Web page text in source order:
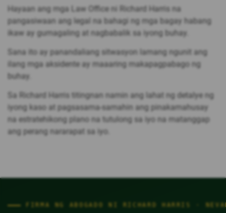
Hayaan ang mga Law Office ni Richard Harris na
pangasiwaan ang legal na bahagi ng mga bagay habang
ikaw ay gumagaling at nagbabalik sa iyong buhay.
Sana ito ay panandaliang sitwasyon lamang ngunit ang
ilang mga aksidente ay maaaring makapagpabago ng
buhay.
Sa Richard Harris titingnan namin ang lahat ng detalye ng
iyong kaso at pagsasama-samahin ang pinakamahusay
na estratehikong plano na tutulong sa iyo na matanggap
ang perang nararapat sa iyo.
FIRMA NG ABOGADO NI RICHARD HARRIS ·